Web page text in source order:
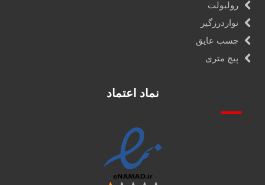
رولبولت
نواردرزگیر
چسب عایق
پیچ متری
نماد اعتماد